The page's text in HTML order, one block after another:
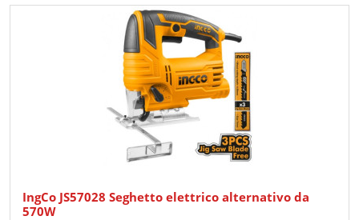
IngCo JS57028 Seghetto elettrico alternativo da
570W